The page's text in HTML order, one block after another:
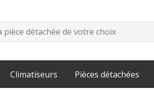
Climatiseurs Pièces détachées